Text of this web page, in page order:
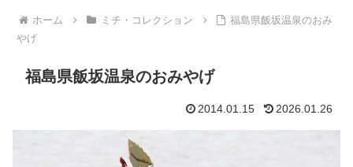
ホーム ミチ・コレクション
福島県飯坂温泉のおみ
やげ
福島県飯坂温泉のおみやげ
2014.01.15 2026.01.26